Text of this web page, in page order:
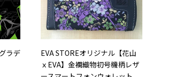
ラデ
EVA STOREオリジナル【花山
ｘEVA】金襴織物初号機柄レザ